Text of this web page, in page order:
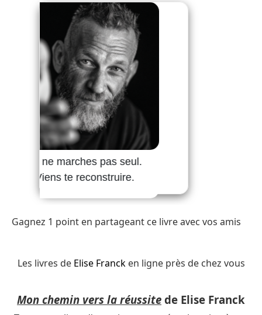
Gagnez 1 point en partageant ce livre avec vos amis
Les livres de Elise Francken ligne près de chez vous
Mon chemin vers la réussite de Elise Franck